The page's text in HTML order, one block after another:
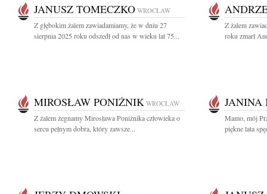
JANUSZ TOMECZKO WROCŁAW
Z głębokim żalem zawiadamiamy, że w dniu 27
sierpnia 2025 roku odszedł od nas w wieku lat 75...
Z żalem
roku zmarł
MIROSŁAW PONIŻNIK WROCŁAW
Z żalem żegnamy Mirosława Poniżnika człowieka o
sercu pełnym dobra, który zawsze...
JANINA
Mamo, mój
piękne lata